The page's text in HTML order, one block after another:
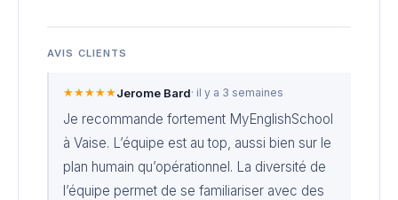
AVIS CLIENTS
★★★★★Jerome Bard· il y a 3 semaines
Je recommande fortement MyEnglishSchool
à Vaise. L’équipe est au top, aussi bien sur le
plan humain qu’opérationnel. La diversité de
l’équipe permet de se familiariser avec des